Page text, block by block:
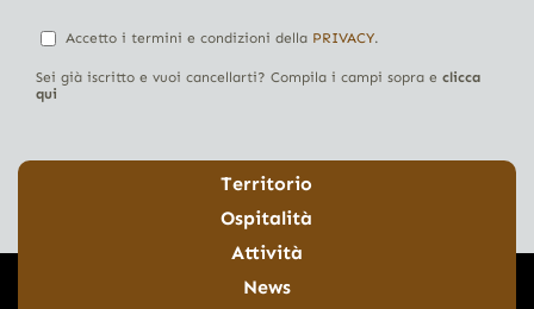
Accetto i termini e condizioni della PRIVACY.
Sei già iscritto e vuoi cancellarti? Compila i campi sopra e clicca
qui
Territorio
Ospitalità
Attività
News